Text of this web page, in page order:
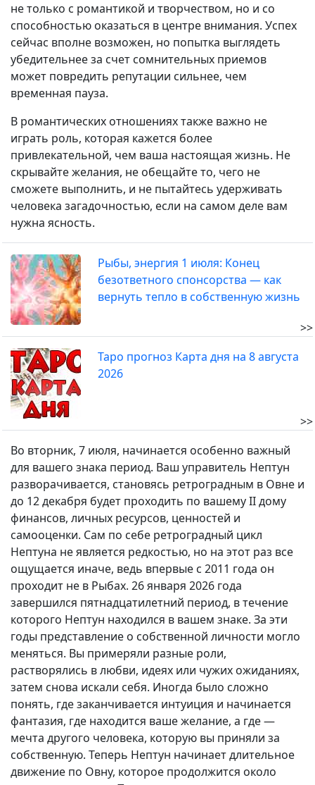
не только с романтикой и творчеством, но и со
способностью оказаться в центре внимания. Успех
сейчас вполне возможен, но попытка выглядеть
убедительнее за счет сомнительных приемов
может повредить репутации сильнее, чем
временная пауза.
В романтических отношениях также важно не
играть роль, которая кажется более
привлекательной, чем ваша настоящая жизнь. Не
скрывайте желания, не обещайте то, чего не
сможете выполнить, и не пытайтесь удерживать
человека загадочностью, если на самом деле вам
нужна ясность.
Рыбы, энергия 1 июля: Конец
безответного спонсорства — как
вернуть тепло в собственную жизнь
>>
Таро прогноз Карта дня на 8 августа
2026
>>
Во вторник, 7 июля, начинается особенно важный
для вашего знака период. Ваш управитель Нептун
разворачивается, становясь ретроградным в Овне и
до 12 декабря будет проходить по вашему II дому
финансов, личных ресурсов, ценностей и
самооценки. Сам по себе ретроградный цикл
Нептуна не является редкостью, но на этот раз все
ощущается иначе, ведь впервые с 2011 года он
проходит не в Рыбах. 26 января 2026 года
завершился пятнадцатилетний период, в течение
которого Нептун находился в вашем знаке. За эти
годы представление о собственной личности могло
меняться. Вы примеряли разные роли,
растворялись в любви, идеях или чужих ожиданиях,
затем снова искали себя. Иногда было сложно
понять, где заканчивается интуиция и начинается
фантазия, где находится ваше желание, а где —
мечта другого человека, которую вы приняли за
собственную. Теперь Нептун начинает длительное
движение по Овну, которое продолжится около